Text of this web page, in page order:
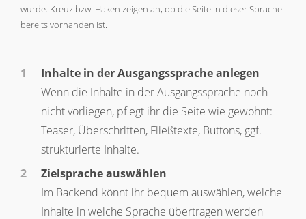
wurde. Kreuz bzw. Haken zeigen an, ob die Seite in dieser Sprache
bereits vorhanden ist.
Inhalte in der Ausgangssprache anlegen
Wenn die Inhalte in der Ausgangssprache noch
nicht vorliegen, pflegt ihr die Seite wie gewohnt:
Teaser, Überschriften, Fließtexte, Buttons, ggf.
strukturierte Inhalte.
Zielsprache auswählen
Im Backend könnt ihr bequem auswählen, welche
Inhalte in welche Sprache übertragen werden